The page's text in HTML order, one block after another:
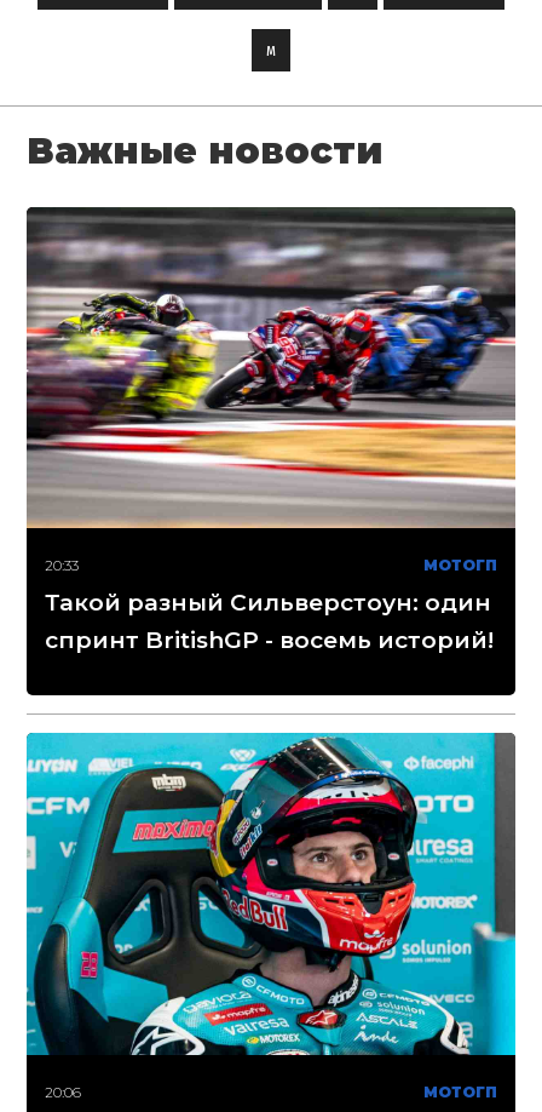
м
Важные новости
20:33 МОТОГП
Такой разный Сильверстоун: один
спринт BritishGP - восемь историй!
20:06 МОТОГП